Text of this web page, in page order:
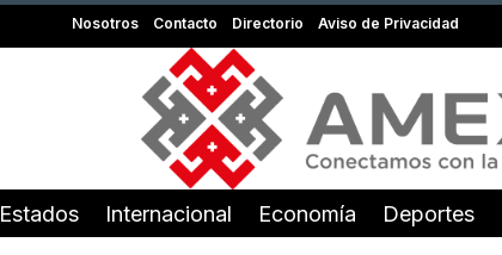
Nosotros Contacto Directorio Aviso de Privacidad
Estados Internacional Economía Deportes